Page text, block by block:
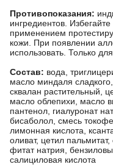
Противопоказания:
ингредиентов.
применением
кожи. При появлении
использовать. Только
Состав: вода,
масло миндаля
сквалан растительный,
масло облепихи, масло
пантенол, гиалуронат
бисаболол, смесь
лимонная кислота,
оливат, цетил
фитат натрия,
салициловая кислота